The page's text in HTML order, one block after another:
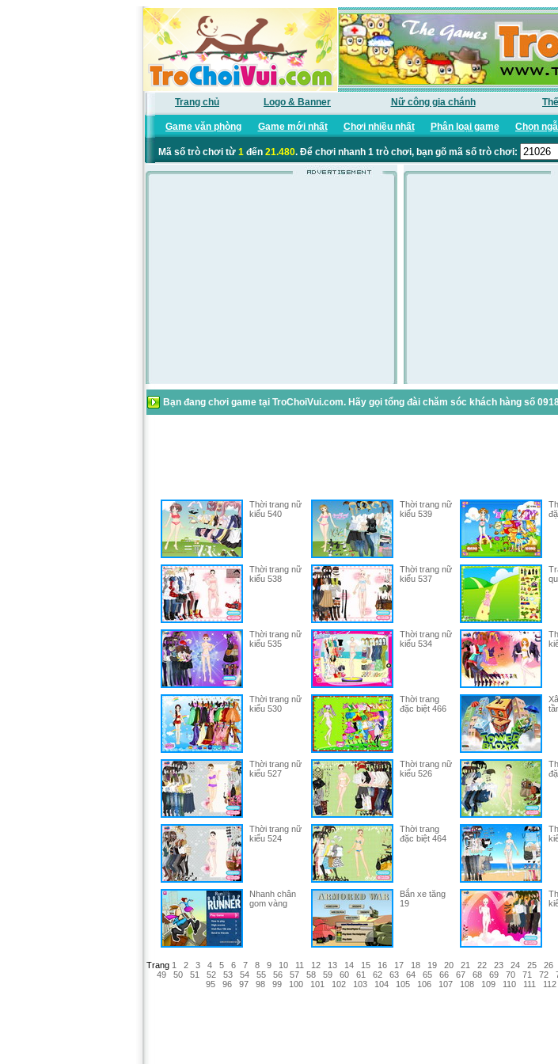
Trang chủ Logo & Banner Nữ công gia chánh
Game văn phòng Game mới nhất Chơi nhiều nhất Phân loại game Chọn
Mã số trò chơi từ 1đến 21.480. Để chơi nhanh 1 trò chơi, bạn gõ mã số trò chơi:
Bạn đang chơi game tại TroChoiVui.com. Hãy gọi tổng đài chăm sóc khách hàng số
Thời trang nữ
kiểu 540
Thời trang nữ
kiểu 539
Thời trang nữ
kiểu 538
Thời trang nữ
kiểu 537
Thời trang nữ
kiểu 535
Thời trang nữ
kiểu 534
Thời trang nữ
kiểu 530
Thời trang
đặc biệt 466
Thời trang nữ
kiểu 527
Thời trang nữ
kiểu 526
Thời trang nữ
kiểu 524
Thời trang
đặc biệt 464
Nhanh chân
gom vàng
Bắn xe tăng
19
Trang 1 2 3 4 5 6 7 8 9 10 11 12 13 14 15 16 17 18 19 20 21 22 23 24 25 26
49
50 51 52 53 54 55 56 57 58 59 60 61 62 63 64 65 66 67 68 69 70 71 72
95
96 97 98 99 100 101 102 103 104 105 106 107 108 109 110 111 112